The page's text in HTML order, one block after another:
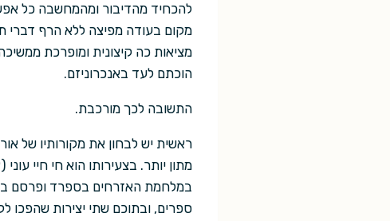
להכחיד מהדיבור ומהמחשבה כל
מקום בעודה מפיצה ללא הרף דברי
הוכתם לעד באנכרוניזם.
התשובה לכך מורכבת.
ראשית יש לבחון את מקורותיו של
מתון יותר. בצעירותו הוא חי חיי
במלחמת האזרחים בספרד ופרסם
ספרים, ובתוכם שתי יצירות שהפכו